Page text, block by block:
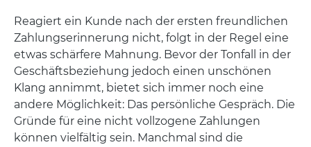
Reagiert ein Kunde nach der ersten freundlichen
Zahlungserinnerung nicht, folgt in der Regel eine
etwas schärfere Mahnung. Bevor der Tonfall in der
Geschäftsbeziehung jedoch einen unschönen
Klang annimmt, bietet sich immer noch eine
andere Möglichkeit: Das persönliche Gespräch. Die
Gründe für eine nicht vollzogene Zahlungen
können vielfältig sein. Manchmal sind die